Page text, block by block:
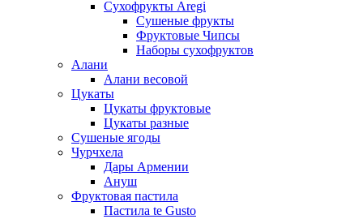
Сухофрукты Aregi
Сушеные фрукты
Фруктовые Чипсы
Наборы сухофруктов
Алани
Алани весовой
Цукаты
Цукаты фруктовые
Цукаты разные
Сушеные ягоды
Чурчхела
Дары Армении
Ануш
Фруктовая пастила
Пастила te Gusto